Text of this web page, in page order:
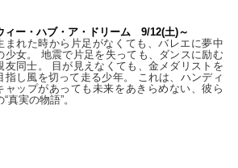
ィー・ハブ・ア・ドリーム 9/12(土)～
まれた時から片足がなくても、バレエに夢中
少女。 地震で片足を失っても、ダンスに励む
友同士。 目が見えなくても、金メダリストを
指し風を切って走る少年。 これは、ハンディ
ャップがあっても未来をあきらめない、彼ら
“真実の物語”。